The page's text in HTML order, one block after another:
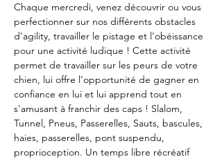
Chaque mercredi, venez découvrir ou vous
perfectionner sur nos différents obstacles
d'agility, travailler le pistage et l'obéissance
pour une activité ludique ! Cette activité
permet de travailler sur les peurs de votre
chien, lui offre l'opportunité de gagner en
confiance en lui et lui apprend tout en
s'amusant à franchir des caps ! Slalom,
Tunnel, Pneus, Passerelles, Sauts, bascules,
haies, passerelles, pont suspendu,
proprioception. Un temps libre récréatif